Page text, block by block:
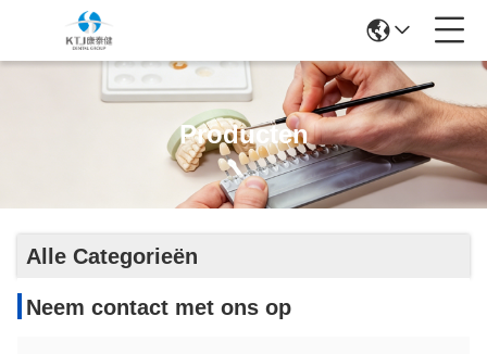
Producten
Alle Categorieën
Neem contact met ons op